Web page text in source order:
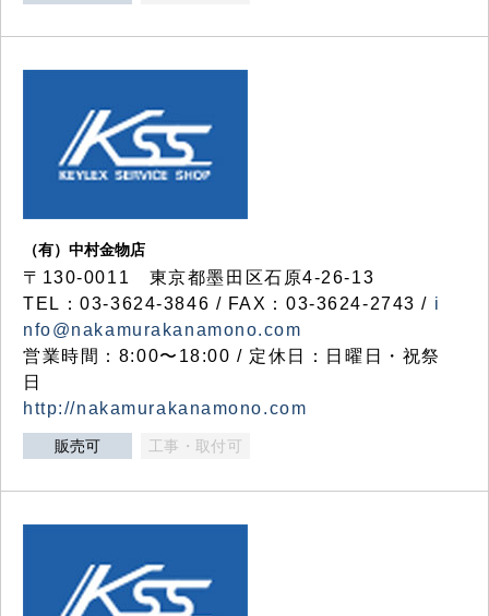
（有）中村金物店
〒130-0011 東京都墨田区石原4-26-13
TEL：03-3624-3846 / FAX：03-3624-2743 / i
nfo@nakamurakanamono.com
営業時間：8:00〜18:00 / 定休日：日曜日・祝祭
日
http://nakamurakanamono.com
販売可 工事・取付可